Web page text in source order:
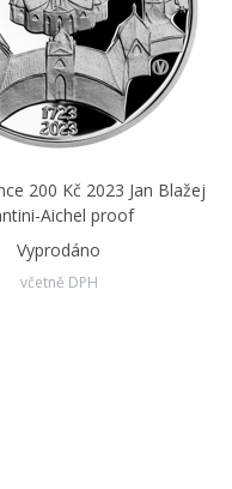
200 Kč 2023 Jan Blažej
Aichel proof
Vyprodáno
včetně DPH